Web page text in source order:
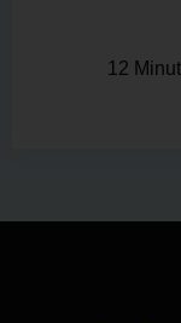
12